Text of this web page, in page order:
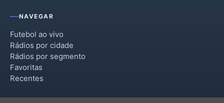
NAVEGAR
Futebol ao vivo
Rádios por cidade
Rádios por segmento
Favoritas
Recentes